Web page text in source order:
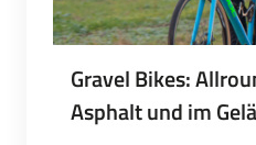
Gravel Bikes:
Asphalt und im